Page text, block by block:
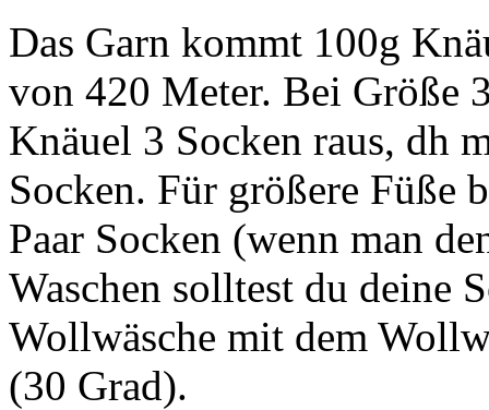
Das Garn kommt 100g
von 420 Meter. Bei Größe
Knäuel 3 Socken raus, dh
Socken. Für größere Füße
Paar Socken (wenn man
Waschen solltest du deine
Wollwäsche mit dem
(30 Grad).